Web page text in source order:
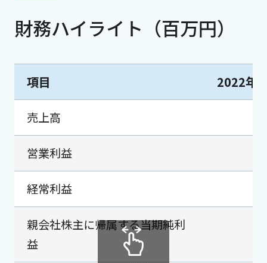
財務ハイライト（百万円）
項目 2022年
売上高
営業利益
経常利益
親会社株主に帰属する当期純利
益